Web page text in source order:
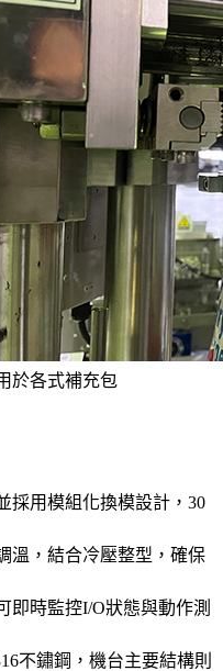
於各式補充包
採用模組化換模設計，30
溫，結合冷壓整型，確保
即時監控I/O狀態與動作測
不鏽鋼，機台主要結構則